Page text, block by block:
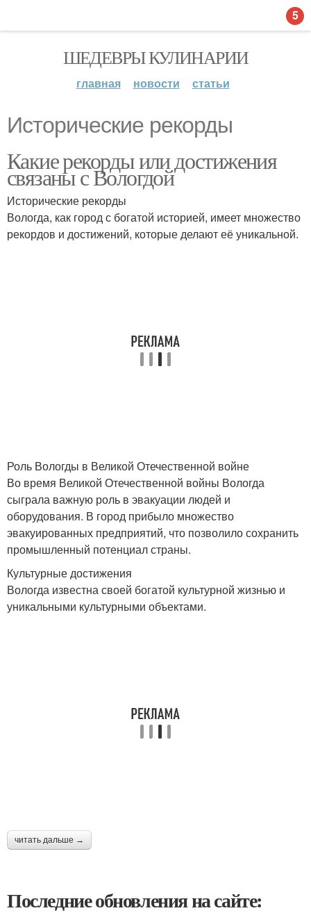
ШЕДЕВРЫ КУЛИНАРИИ
главная новости статьи
Исторические рекорды
Какие рекорды или достижения
связаны с Вологдой
Исторические рекорды
Вологда, как город с богатой историей, имеет множество
рекордов и достижений, которые делают её уникальной.
Роль Вологды в Великой Отечественной войне
Во время Великой Отечественной войны Вологда
сыграла важную роль в эвакуации людей и
оборудования. В город прибыло множество
эвакуированных предприятий, что позволило сохранить
промышленный потенциал страны.
Культурные достижения
Вологда известна своей богатой культурной жизнью и
уникальными культурными объектами.
читать дальше →
Последние обновления на сайте:
5